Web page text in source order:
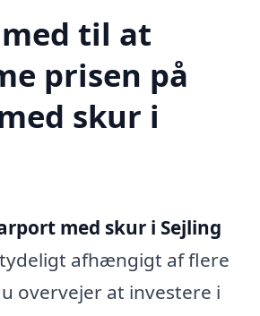
til at
prisen på
skur i
med skur i Sejling
afhængigt af flere
overvejer at investere i